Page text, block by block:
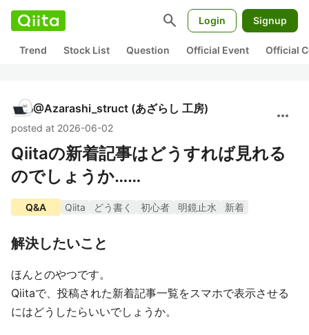
search Login Signup
Trend Stock List Question Official Event Official
@Azarashi_struct (あざらし 工房)
posted at 2026-06-02
more_horiz
Qiitaの新着記事はどうすれば見れる
のでしょうか……
Q&A Qiita どう書く 初心者 明鏡止水 新着
解決したいこと
ほんとのやつです。
Qiitaで、投稿された新着記事一覧をスマホで表示させる
にはどうしたらいいでしょうか。